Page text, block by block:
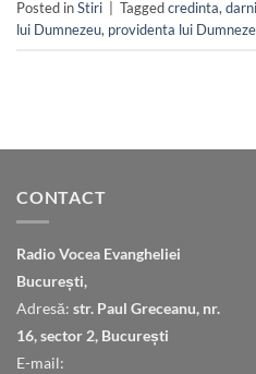
Posted inStiri Taggedcredinta,
lui Dumnezeu, providenta lui
CONTACT
Radio Vocea Evangheliei
București,
Adresă: str. Paul Greceanu, nr.
16, sector 2, București
E-mail: